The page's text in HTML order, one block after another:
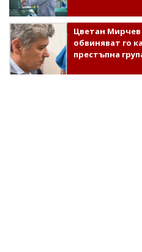
Цветан
обвиняват го
престъпна